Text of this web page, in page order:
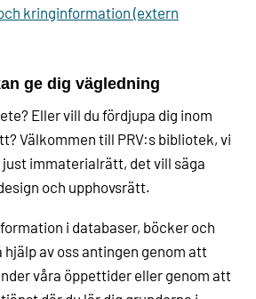
kringinformation (extern
ge dig vägledning
Eller vill du fördjupa dig inom
Välkommen till PRV:s bibliotek, vi
immaterialrätt, det vill säga
och upphovsrätt.
i databaser, böcker och
av oss antingen genom att
våra öppettider eller genom att